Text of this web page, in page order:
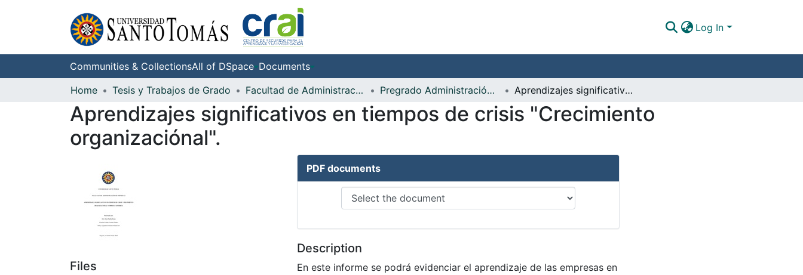
Log In
Communities & CollectionsAll of DSpace Documents
Home
Tesis y Trabajos de Grado Facultad de Administración de Empresas Pregrado Administración de Empresas Aprendizajes significativos en tiempos de crisis "Crecimiento organizaciónal".
Aprendizajes significativos en tiempos de crisis "Crecimiento
organizaciónal".
Files
PDF documents
Description
En este informe se podrá evidenciar el aprendizaje de las empresas en